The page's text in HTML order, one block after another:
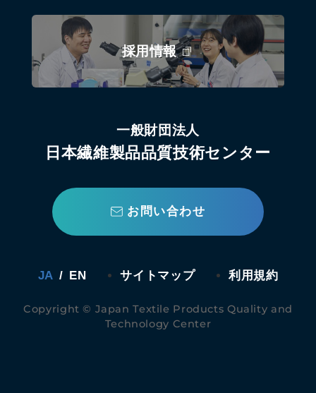
採用情報
一般財団法人
日本繊維製品品質技術センター
お問い合わせ
JA / EN サイトマップ 利用規約
Copyright © Japan Textile Products Quality and
Technology Center